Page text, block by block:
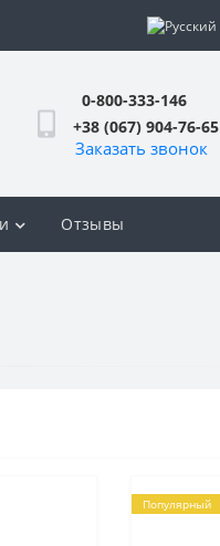
0-800-333-146
+38 (067) 904-76-65
Заказать звонок
Отзывы
Популярный